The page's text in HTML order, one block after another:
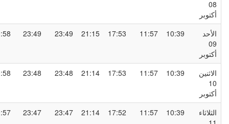
10:39
11:57
17:53
21:15
23:49
23:49
00:58
10:39
11:57
17:53
21:14
23:48
23:48
00:58
10:39
11:57
17:52
21:14
23:47
23:47
00:57